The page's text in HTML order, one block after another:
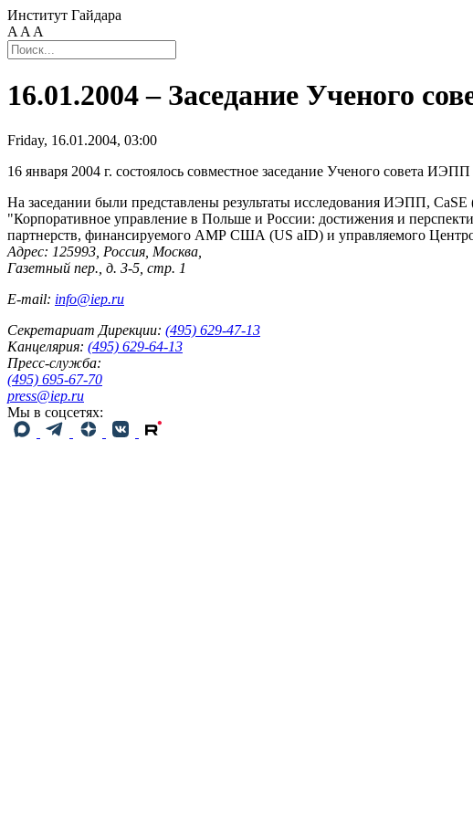
Институт Гайдара
A A A
16.01.2004 – Заседание Ученого
Friday, 16.01.2004, 03:00
16 января 2004 г. состоялось совместное заседание Ученого совета
На заседании были представлены результаты исследования ИЭПП,
"Корпоративное управление в Польше и России: достижения и
партнерств, финансируемого АМР США (US aID) и управляемого
Адрес: 125993, Россия, Москва,
Газетный пер., д. 3-5, стр. 1
E-mail: info@iep.ru
Секретариат Дирекции: (495) 629-47-13
Канцелярия: (495) 629-64-13
Пресс-служба:
(495) 695-67-70
press@iep.ru
Мы в соцсетях: